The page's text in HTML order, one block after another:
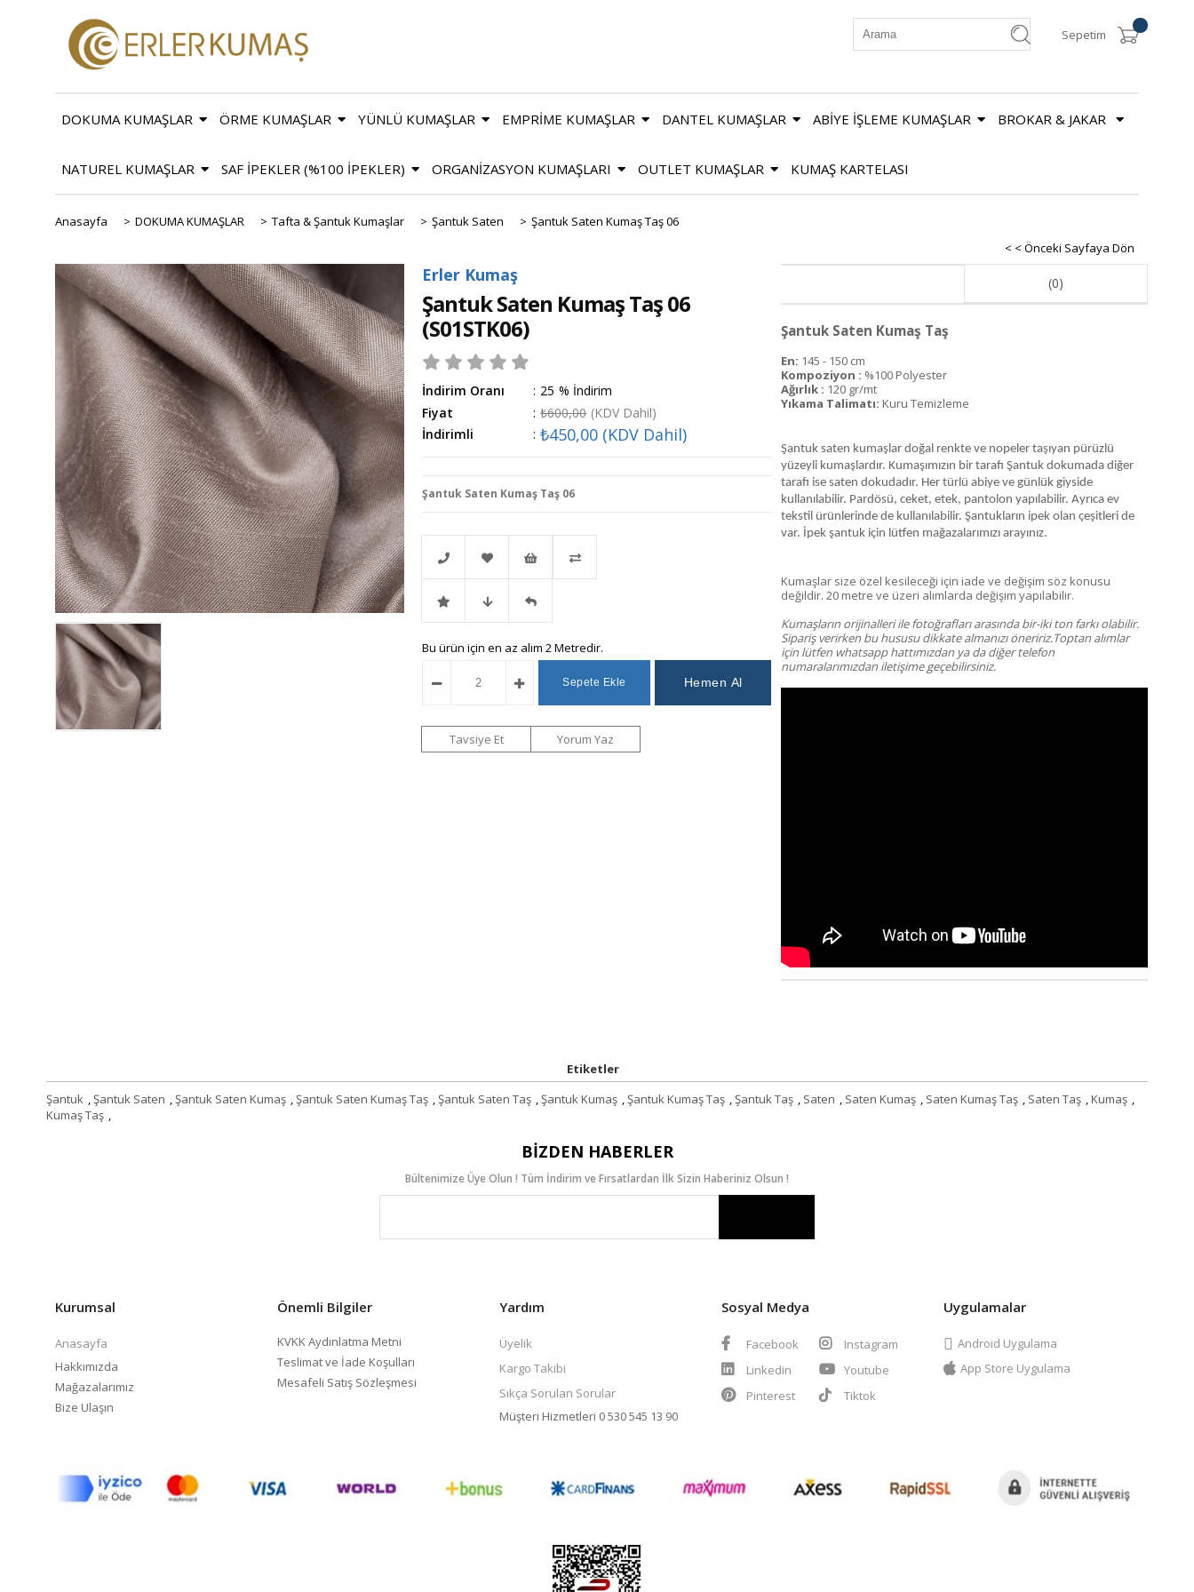
Sepetim
DOKUMA KUMAŞLAR ÖRME KUMAŞLAR YÜNLÜ KUMAŞLAR EMPRİME KUMAŞLAR DANTEL KUMAŞLAR ABİYE İŞLEME KUMAŞLAR BROKAR & JAKAR
NATUREL KUMAŞLAR SAF İPEKLER (%100 İPEKLER) ORGANİZASYON KUMAŞLARI OUTLET KUMAŞLAR KUMAŞ KARTELASI
Anasayfa > DOKUMA KUMAŞLAR > Tafta & Şantuk Kumaşlar > Şantuk Saten > Şantuk Saten Kumaş Taş 06
< < Önceki Sayfaya Dön
Erler Kumaş
Şantuk Saten Kumaş Taş 06
(S01STK06)
İndirim Oranı : %
25
İndirim
Fiyat
: ₺600,00 (KDV Dahil)
İndirimli
: ₺450,00 (KDV Dahil)
Şantuk Saten Kumaş Taş 06
Telefonla
Sipariş
Favorilere
Ekle
İstek
Listeme
Ekle
İndirimli Fiyat
Düşünce
Haber
Gelince
Haber
Bu ürün için en az alım 2 Metredir.
Tavsiye Et Yorum Yaz
(0)
Şantuk Saten Kumaş Taş
En: 145 - 150 cm
Kompoziyon : %100 Polyester
Ağırlık : 120 gr/mt
Yıkama Talimatı: Kuru Temizleme
Şantuk saten kumaşlar doğal renkte ve nopeler taşıyan pürüzlü
yüzeyli kumaşlardır. Kumaşımızın bir tarafı Şantuk dokumada diğer
tarafı ise saten dokudadır. Her türlü abiye ve günlük giyside
kullanılabilir. Pardösü, ceket, etek, pantolon yapılabilir. Ayrıca ev
tekstil ürünlerinde de kullanılabilir. Şantukların ipek olan çeşitleri de
var. İpek şantuk için lütfen mağazalarımızı arayınız.
Kumaşlar size özel kesileceği için iade ve değişim söz konusu
değildir. 20 metre ve üzeri alımlarda değişim yapılabilir.
Kumaşların orijinalleri ile fotoğrafları arasında bir-iki ton farkı olabilir.
Sipariş verirken bu hususu dikkate almanızı öneririz.Toptan alımlar
için lütfen whatsapp hattımızdan ya da diğer telefon
numaralarımızdan iletişime geçebilirsiniz.
Etiketler
Şantuk ,Şantuk Saten ,Şantuk Saten Kumaş ,Şantuk Saten Kumaş Taş ,Şantuk Saten Taş ,Şantuk Kumaş ,Şantuk Kumaş Taş ,Şantuk Taş , Saten , Saten Kumaş , Saten Kumaş Taş , Saten Taş ,Kumaş ,
Kumaş Taş ,
BIZDEN HABERLER
Bültenimize Üye Olun ! Tüm İndirim ve Fırsatlardan İlk Sizin Haberiniz Olsun !
Kurumsal
Anasayfa
Hakkımızda
Mağazalarımız
Bize Ulaşın
Önemli Bilgiler
KVKK Aydınlatma Metni
Teslimat ve İade Koşulları
Mesafeli Satış Sözleşmesi
Yardım
Üyelik
Kargo Takibi
Sıkça Sorulan Sorular
Müşteri Hizmetleri 0 530 545 13 90
Sosyal Medya
Facebook
Instagram
Linkedin
Youtube
Pinterest
Tiktok
Uygulamalar
Android Uygulama
App Store Uygulama